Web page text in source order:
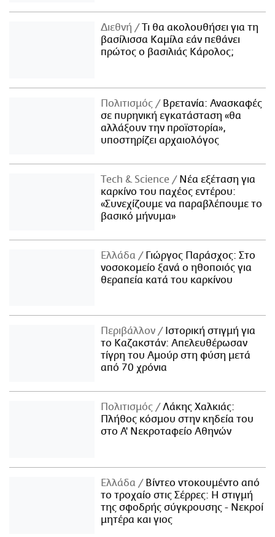
Διεθνή
Τι θα ακολουθήσει για τη
βασίλισσα Καμίλα εάν πεθάνει
πρώτος ο βασιλιάς Κάρολος;
Πολιτισμός
Βρετανία: Ανασκαφές
σε πυρηνική εγκατάσταση «θα
αλλάξουν την προϊστορία»,
υποστηρίζει αρχαιολόγος
Τech & Science
Νέα εξέταση για
καρκίνο του παχέος εντέρου:
«Συνεχίζουμε να παραβλέπουμε το
βασικό μήνυμα»
Ελλάδα
Γιώργος Παράσχος: Στο
νοσοκομείο ξανά ο ηθοποιός για
θεραπεία κατά του καρκίνου
Περιβάλλον
Ιστορική στιγμή για
το Καζακστάν: Απελευθέρωσαν
τίγρη του Αμούρ στη φύση μετά
από 70 χρόνια
Πολιτισμός
Λάκης Χαλκιάς:
Πλήθος κόσμου στην κηδεία του
στο Α' Νεκροταφείο Αθηνών
Ελλάδα
Βίντεο ντοκουμέντο από
το τροχαίο στις Σέρρες: Η στιγμή
της σφοδρής σύγκρουσης - Νεκροί
μητέρα και γιος